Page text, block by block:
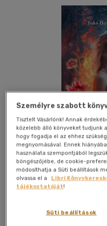
Kívánságlistához adom
Magánkiadás|2025|magyar
Személyre szabott
Tisztelt Vásárlónk! Annak
közelebb álló könyveket tudjunk
hogy fogadja el az ehhez
megnyomásával. Ennek
használata szempontjából
böngészőjébe, de cookie-
módosíthatja a Süti beállítások
olvassa el a
Libri
tájékoztatóját!
Süti beállítások